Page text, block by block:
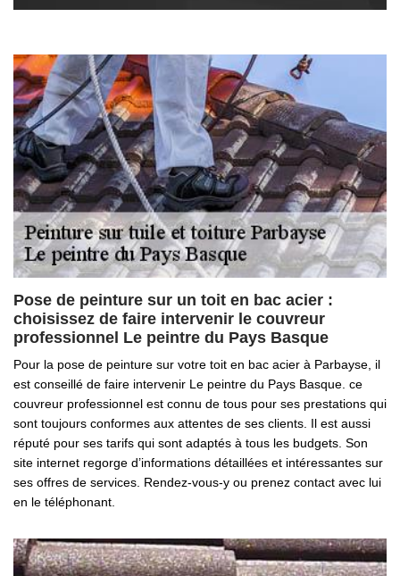
Pose de peinture sur un toit en bac acier :
choisissez de faire intervenir le couvreur
professionnel Le peintre du Pays Basque
Pour la pose de peinture sur votre toit en bac acier à Parbayse, il
est conseillé de faire intervenir Le peintre du Pays Basque. ce
couvreur professionnel est connu de tous pour ses prestations qui
sont toujours conformes aux attentes de ses clients. Il est aussi
réputé pour ses tarifs qui sont adaptés à tous les budgets. Son
site internet regorge d’informations détaillées et intéressantes sur
ses offres de services. Rendez-vous-y ou prenez contact avec lui
en le téléphonant.